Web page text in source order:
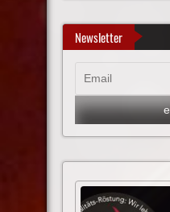
Newsletter